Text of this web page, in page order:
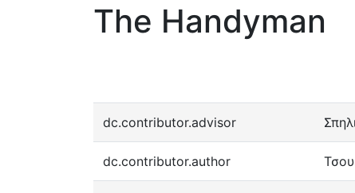
The Handyman
dc.contributor.advisor
dc.contributor.author